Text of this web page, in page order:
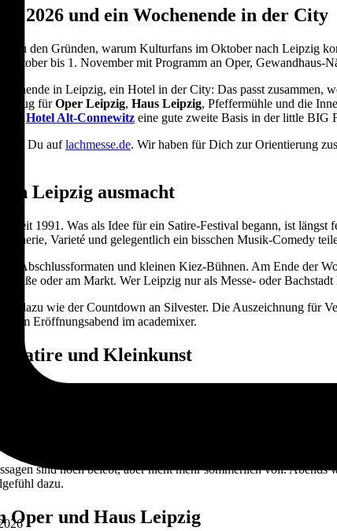
2026 und ein Wochenende in der City
zu den Gründen, warum Kulturfans im Oktober nach Leipzig
Oktober bis 1. November mit Programm an Oper, Gewandhaus-
in Leipzig, ein Hotel in der City: Das passt
genug fürOper Leipzig, Haus Leipzig, Pfeffermühle und die
Hotel Alt-Connewitz eine gute zweite Basis in der little BIG
Du auflachmesse.de. Wir haben für Dich zur Orientierung
in Leipzig ausmacht
es seit 1991. Was als Idee für ein Satire-Festival begann, ist
Varieté und gelegentlich ein bisschen Musik-Comedy
Abschlussformaten und kleinen Kiez-Bühnen. Am Ende der
oder am Markt. Wer Leipzig nur als Messe- oder
dazu wie der Countdown an Silvester. Die Auszeichnung für
am Eröffnungsabend im academixer.
Satire und Kleinkunst
2026 ist Leipzig ein Festival ohne ein einziges Gelände.
Rahmenprogramm und die großen Abschlussveranstaltungen
Dichte: An starken Tagen laufen mehrere Shows parallel. Du
zwischendurch eine Matinee oder Lesung dran. Genau das
sind noch belebt, aber nicht mehr sommerlich voll.
dazu.
Oper und Haus Leipzig